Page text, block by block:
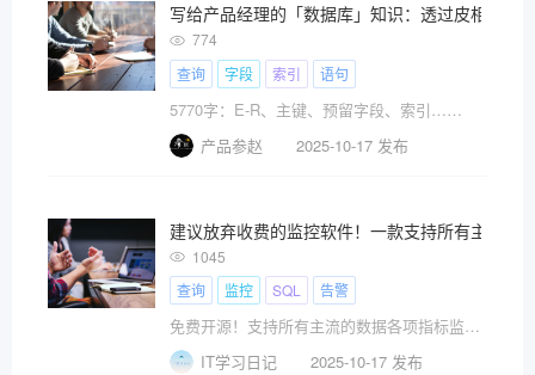
写给产品经理的「数据库」知识：透过皮相看结
774
查询
字段 索引 语句
5770字：E-R、主键、预留字段、索引……
产品参赵
2025-10-17 发布
建议放弃收费的监控软件！一款支持所有主流数
1045
查询
监控 SQL 告警
免费开源！支持所有主流的数据各项指标监控、报警！
IT学习日记
2025-10-17 发布